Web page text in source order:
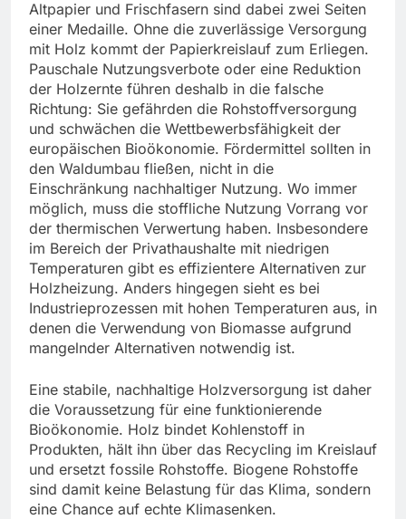
Altpapier und Frischfasern sind dabei zwei Seiten
einer Medaille. Ohne die zuverlässige Versorgung
mit Holz kommt der Papierkreislauf zum Erliegen.
Pauschale Nutzungsverbote oder eine Reduktion
der Holzernte führen deshalb in die falsche
Richtung: Sie gefährden die Rohstoffversorgung
und schwächen die Wettbewerbsfähigkeit der
europäischen Bioökonomie. Fördermittel sollten in
den Waldumbau fließen, nicht in die
Einschränkung nachhaltiger Nutzung. Wo immer
möglich, muss die stoffliche Nutzung Vorrang vor
der thermischen Verwertung haben. Insbesondere
im Bereich der Privathaushalte mit niedrigen
Temperaturen gibt es effizientere Alternativen zur
Holzheizung. Anders hingegen sieht es bei
Industrieprozessen mit hohen Temperaturen aus, in
denen die Verwendung von Biomasse aufgrund
mangelnder Alternativen notwendig ist.
Eine stabile, nachhaltige Holzversorgung ist daher
die Voraussetzung für eine funktionierende
Bioökonomie. Holz bindet Kohlenstoff in
Produkten, hält ihn über das Recycling im Kreislauf
und ersetzt fossile Rohstoffe. Biogene Rohstoffe
sind damit keine Belastung für das Klima, sondern
eine Chance auf echte Klimasenken.